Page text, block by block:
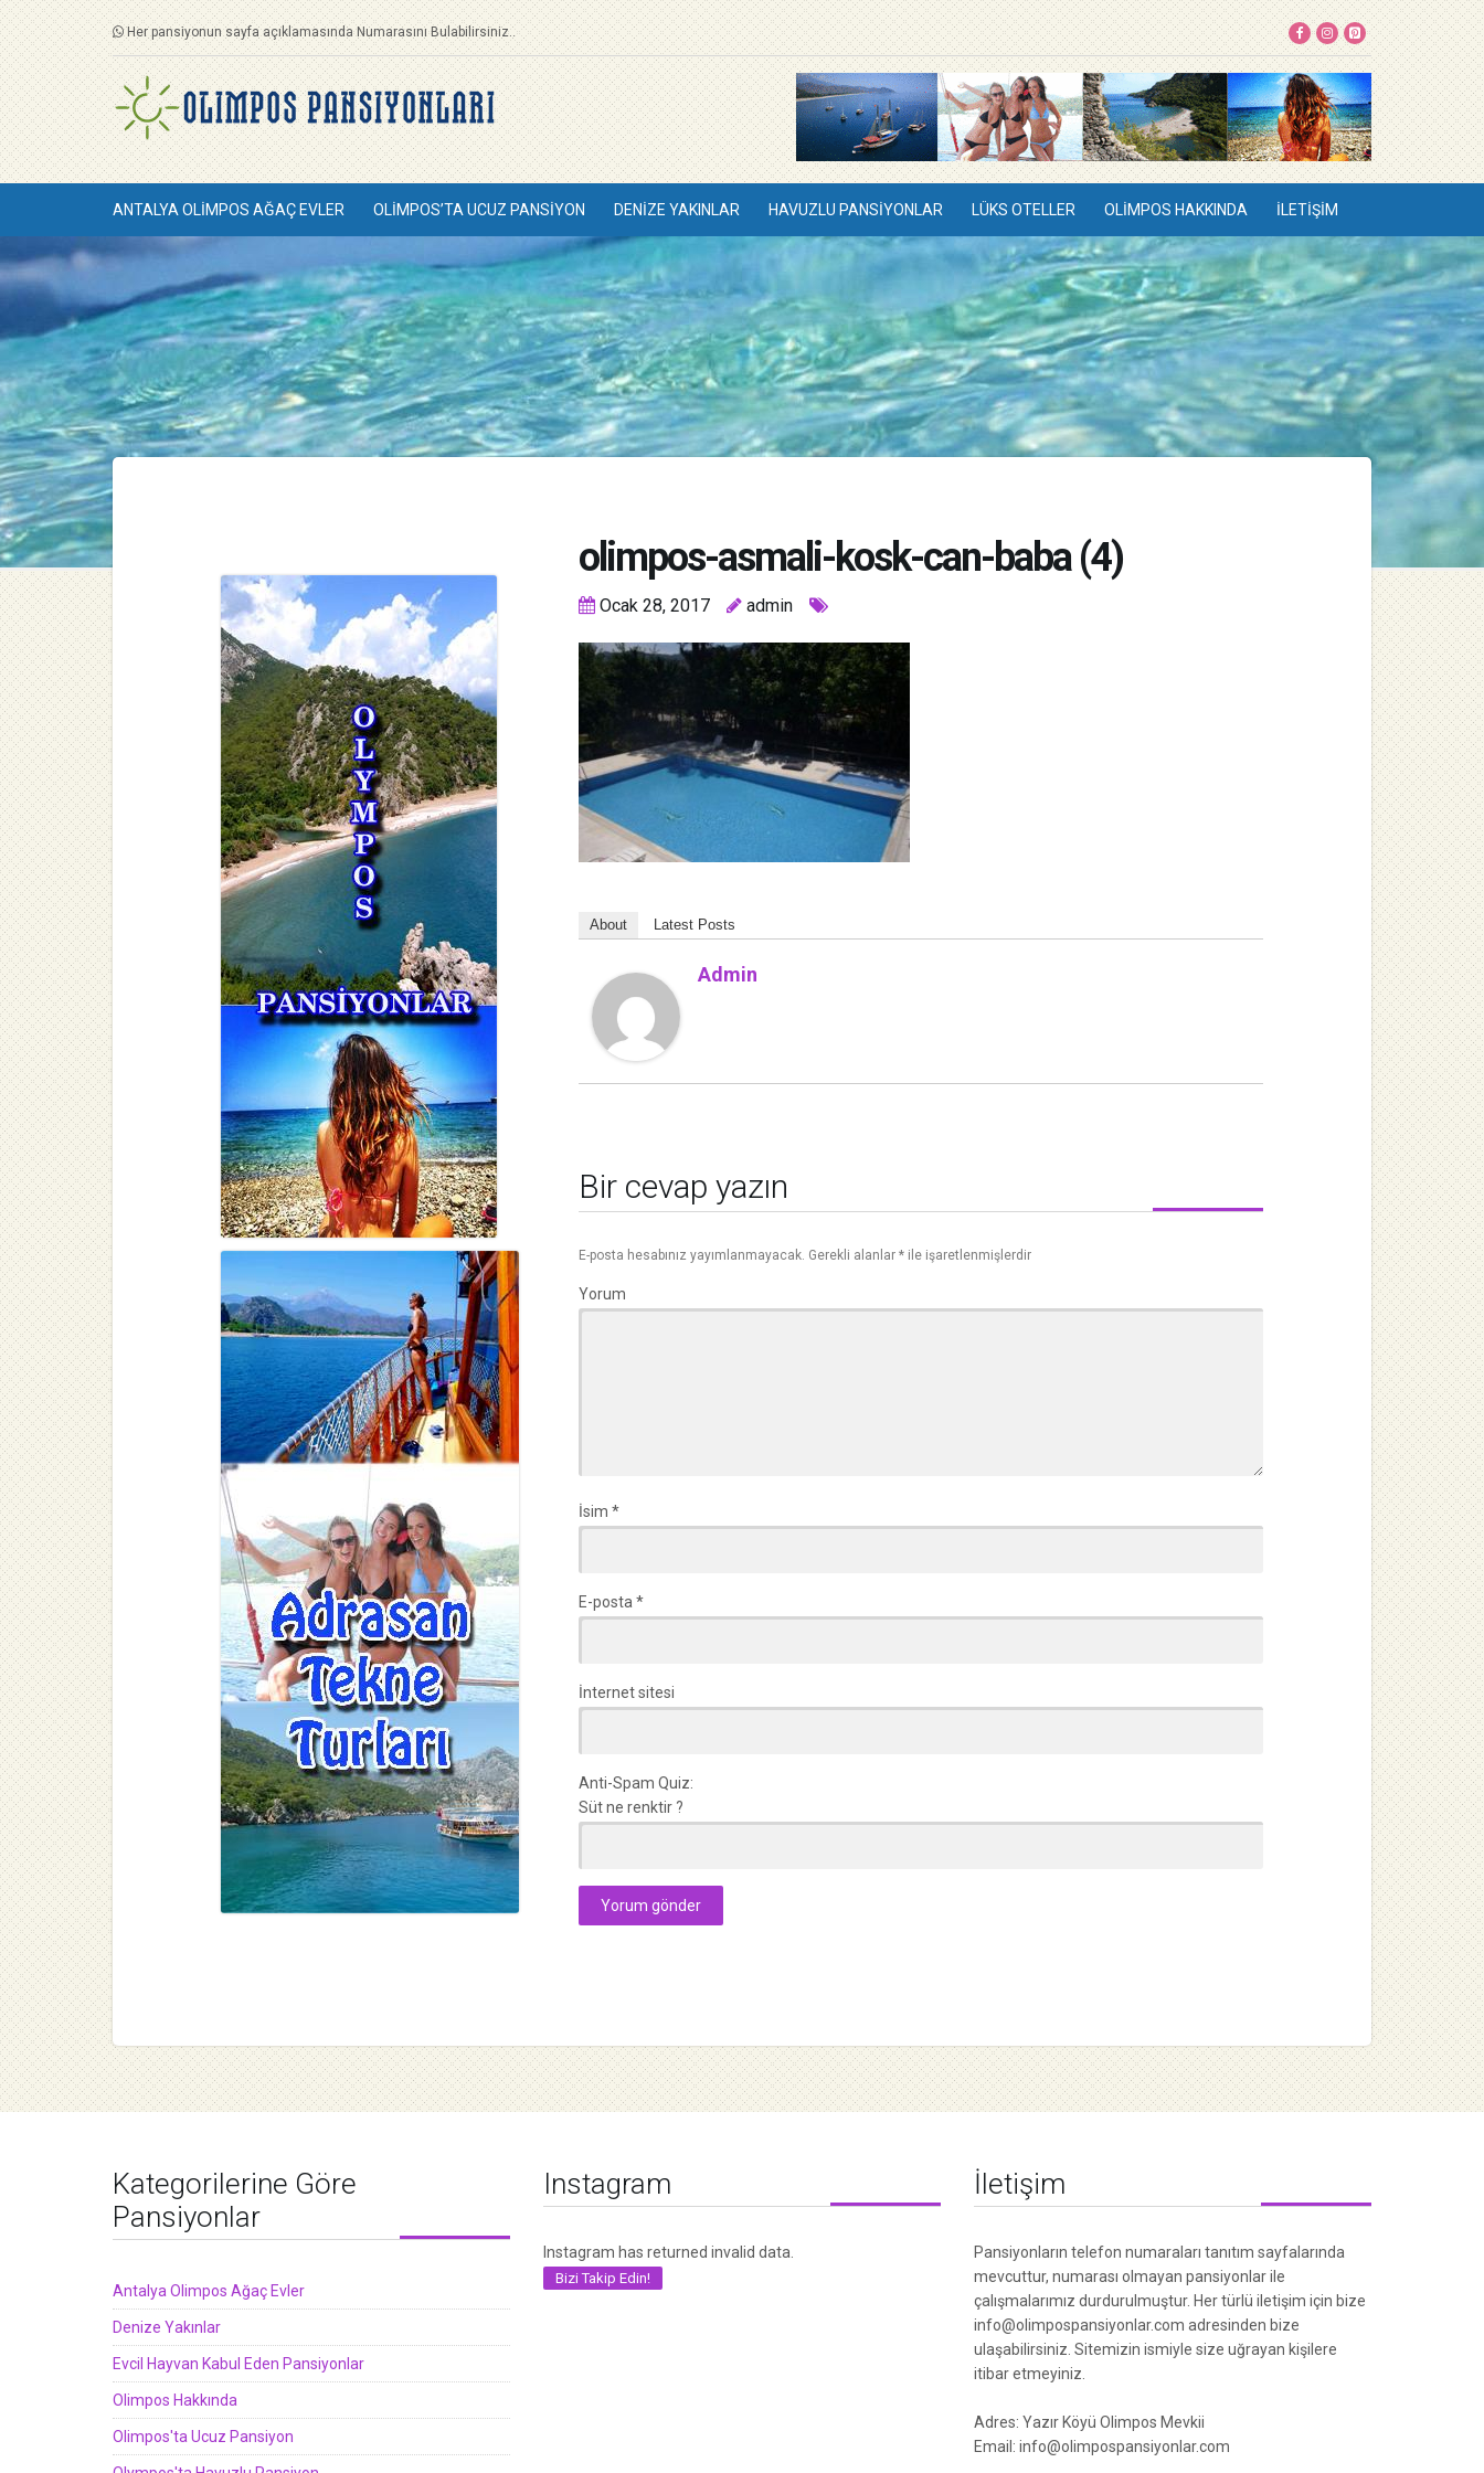
Her pansiyonun sayfa açıklamasında Numarasını Bulabilirsiniz..
ANTALYA OLIMPOS AĞAÇ EVLER OLIMPOS’TA UCUZ PANSIYON DENIZE YAKINLAR HAVUZLU PANSIYONLAR LÜKS OTELLER OLIMPOS HAKKINDA İLETIŞIM
olimpos-asmali-kosk-can-baba (4)
Ocak 28, 2017 admin
About Latest Posts
Admin
Bir cevap yazın
E-posta hesabınız yayımlanmayacak. Gerekli alanlar* ile işaretlenmişlerdir
Yorum
İsim*
E-posta*
İnternet sitesi
Anti-Spam Quiz:
Süt ne renktir ?
Kategorilerine Göre
Pansiyonlar
Antalya Olimpos Ağaç Evler
Denize Yakınlar
Evcil Hayvan Kabul Eden Pansiyonlar
Olimpos Hakkında
Olimpos'ta Ucuz Pansiyon
Instagram
Instagram has returned invalid data.
Bizi Takip Edin!
İletişim
Pansiyonların telefon numaraları tanıtım sayfalarında
mevcuttur, numarası olmayan pansiyonlar ile
çalışmalarımız durdurulmuştur. Her türlü iletişim için bize
info@olimpospansiyonlar.com adresinden bize
ulaşabilirsiniz. Sitemizin ismiyle size uğrayan kişilere
itibar etmeyiniz.
Adres: Yazır Köyü Olimpos Mevkii
Email: info@olimpospansiyonlar.com